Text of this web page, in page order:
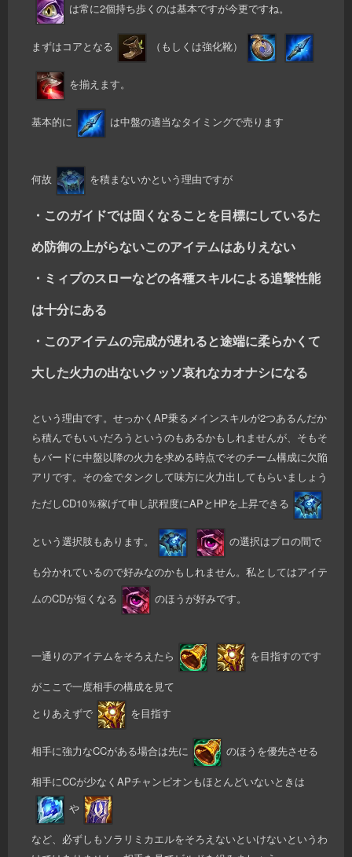
は常に2個持ち歩くのは基本ですが今更ですね。
まずはコアとなる （もしくは強化靴）
を揃えます。
基本的に は中盤の適当なタイミングで売ります
何故 を積まないかという理由ですが
・このガイドでは固くなることを目標にしているた
め防御の上がらないこのアイテムはありえない
・ミィプのスローなどの各種スキルによる追撃性能
は十分にある
・このアイテムの完成が遅れると途端に柔らかくて
大した火力の出ないクッソ哀れなカオナシになる
という理由です。せっかくAP乗るメインスキルが2つあるんだか
ら積んでもいいだろうというのもあるかもしれませんが、そもそ
もバードに中盤以降の火力を求める時点でそのチーム構成に欠陥
アリです。その金でタンクして味方に火力出してもらいましょう
ただしCD10％稼げて申し訳程度にAPとHPを上昇できる
という選択肢もあります。 の選択はプロの間で
も分かれているので好みなのかもしれません。私としてはアイテ
ムのCDが短くなる
のほうが好みです。
一通りのアイテムをそろえたら を目指すのです
がここで一度相手の構成を見て
とりあえずで
を目指す
相手に強力なCCがある場合は先に のほうを優先させる
相手にCCが少なくAPチャンピオンもほとんどいないときは
や
など、必ずしもソラリミカエルをそろえないといけないというわ